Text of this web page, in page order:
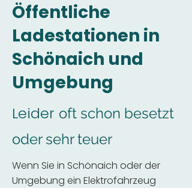
Öffentliche
Ladestationen in
Schönaich und
Umgebung
Leider oft schon besetzt
oder sehr teuer
Wenn Sie in Schönaich oder der
Umgebung ein Elektrofahrzeug